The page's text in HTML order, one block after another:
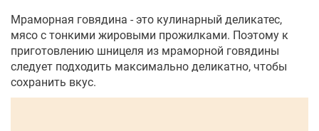
Мраморная говядина - это кулинарный деликатес,
мясо с тонкими жировыми прожилками. Поэтому к
приготовлению шницеля из мраморной говядины
следует подходить максимально деликатно, чтобы
сохранить вкус.